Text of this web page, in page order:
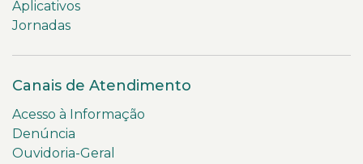
Aplicativos
Jornadas
Canais de Atendimento
Acesso à Informação
Denúncia
Ouvidoria-Geral